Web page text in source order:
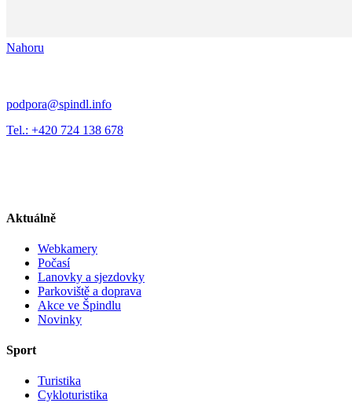
Nahoru
podpora@spindl.info
Tel.: +420 724 138 678
Aktuálně
Webkamery
Počasí
Lanovky a sjezdovky
Parkoviště a doprava
Akce ve Špindlu
Novinky
Sport
Turistika
Cykloturistika